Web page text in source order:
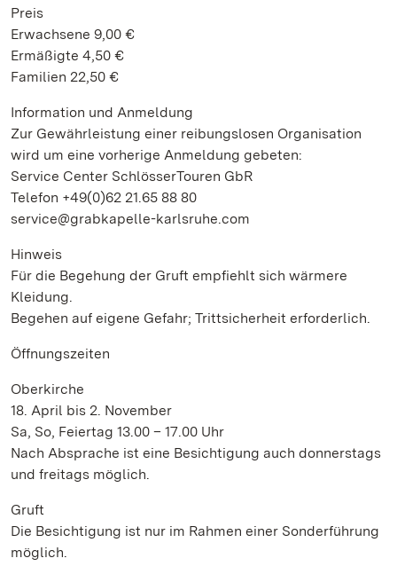
Preis
Erwachsene 9,00 €
Ermäßigte 4,50 €
Familien 22,50 €
Information und Anmeldung
Zur Gewährleistung einer reibungslosen Organisation
wird um eine vorherige Anmeldung gebeten:
Service Center SchlösserTouren GbR
Telefon +49(0)62 21.65 88 80
service@grabkapelle-karlsruhe.com
Hinweis
Für die Begehung der Gruft empfiehlt sich wärmere
Kleidung.
Begehen auf eigene Gefahr; Trittsicherheit erforderlich.
Öffnungszeiten
Oberkirche
18. April bis 2. November
Sa, So, Feiertag 13.00 – 17.00 Uhr
Nach Absprache ist eine Besichtigung auch donnerstags
und freitags möglich.
Gruft
Die Besichtigung ist nur im Rahmen einer Sonderführung
möglich.